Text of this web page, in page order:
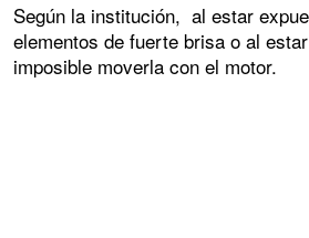
Según la institución, al estar
elementos de fuerte brisa o al
imposible moverla con el motor.